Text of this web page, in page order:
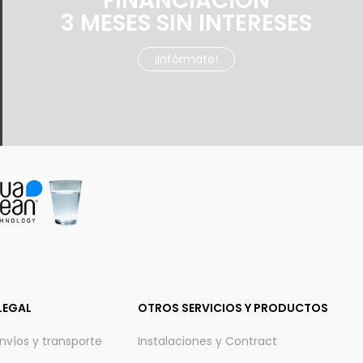
3 MESES SIN INTERESES
¡Infórmate!
y transporte
OTROS SERVICIOS Y PRODUCTOS
Instalaciones y Contract